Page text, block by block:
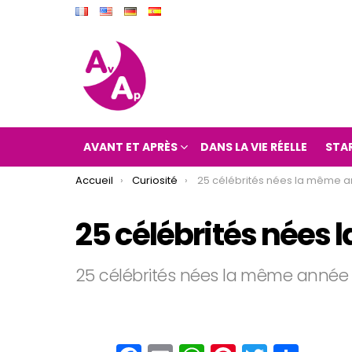
AVANT ET APRÈS DANS LA VIE RÉELLE
You are here:
Accueil Curiosité 25 célébrités nées la même
25 célébrités nées
25 célébrités nées la même année